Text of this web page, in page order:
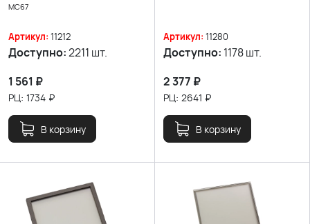
MC67
Артикул: 11212
Доступно:2211 шт.
1 561 ₽
РЦ: 1734 ₽
В корзину
Артикул: 11280
Доступно: 1178 шт.
2 377 ₽
РЦ: 2641 ₽
В корзину